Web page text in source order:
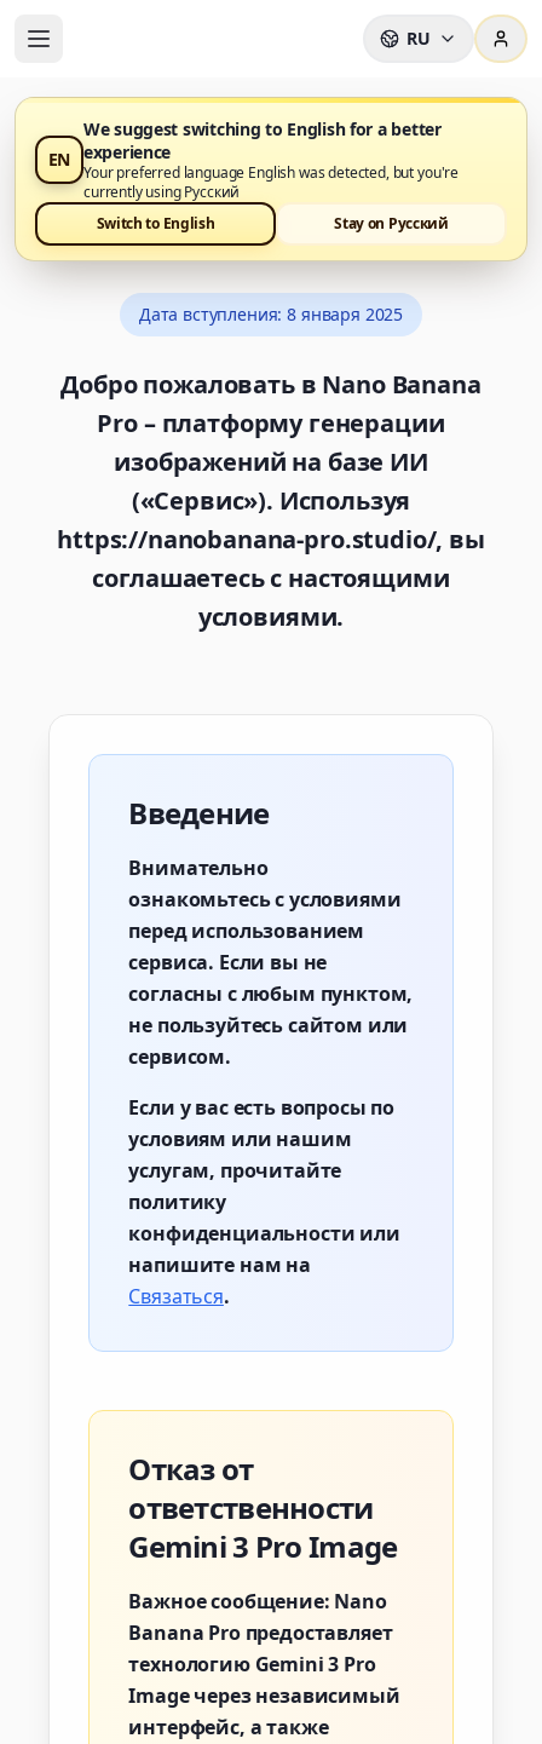
RU
EN
We suggest switching to English for a better
experience
Your preferred language English was detected, but you're
currently using Русский
Switch to English
Stay on Русский
Условия
использования
Дата вступления:8 января 2025
Добро пожаловать в Nano Banana
Pro – платформу генерации
изображений на базе ИИ
(«Сервис»). Используя
https://nanobanana-pro.studio/, вы
соглашаетесь с настоящими
условиями.
Введение
Внимательно
ознакомьтесь с условиями
перед использованием
сервиса. Если вы не
согласны с любым пунктом,
не пользуйтесь сайтом или
сервисом.
Если у вас есть вопросы по
условиям или нашим
услугам, прочитайте
политику
конфиденциальности или
напишите нам на
Связаться.
Отказ от
ответственности
Gemini 3 Pro Image
Важное сообщение: Nano
Banana Pro предоставляет
технологию Gemini 3 Pro
Image через независимый
интерфейс, а также